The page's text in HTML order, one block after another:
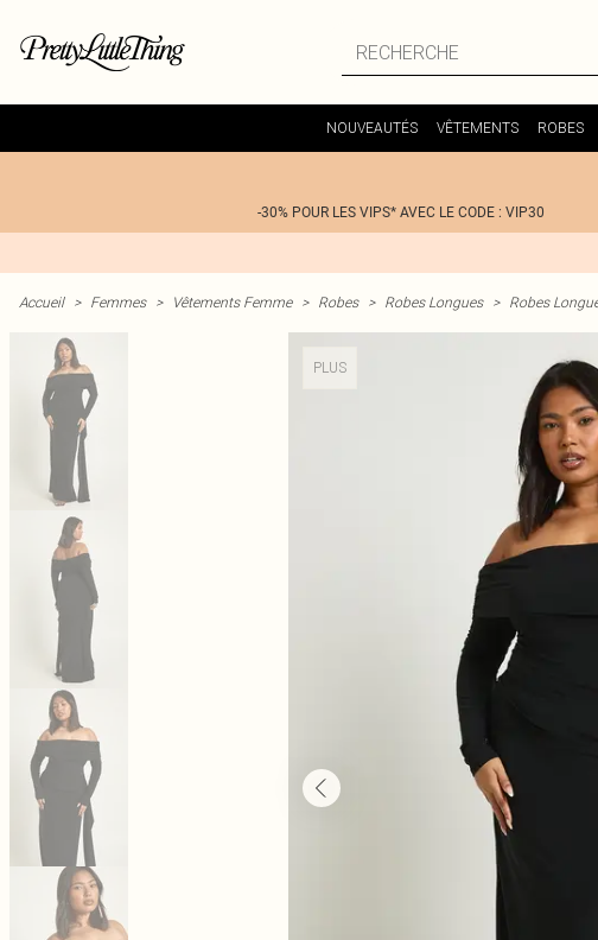
NOUVEAUTÉS VÊTEMENTS ROBES
-30% POUR LES VIPS* AVEC LE CODE : VIP30
Accueil > Femmes > Vêtements Femme > Robes > Robes Longues > Robes
PLUS